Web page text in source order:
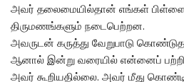
அவர் தலைமையில்தான் எங்கள்
திருமணங்களும் நடைபெற்றன.
அவருடன் கருத்து வேறுபாடு
ஆனால் இன்று வரையில் என்னைப்
அவர் கூறியதில்லை. அவர் மீது